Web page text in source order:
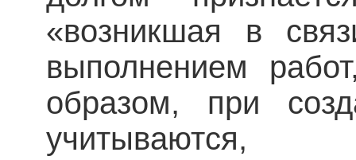
«возникшая в
выполнением
образом, при
учитываются,